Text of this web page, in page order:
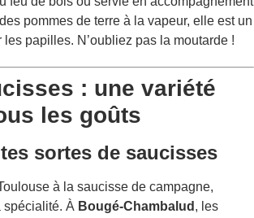
pommes de terre à la vapeur, elle est un
papilles. N’oubliez pas la moutarde !
: une variété
les goûts
sortes de saucisses
à la saucisse de campagne,
spécialité. À Bougé-Chambalud , les